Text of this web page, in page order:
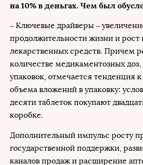
на 10% в деньгах. Чем был
– Ключевые драйверы –
продолжительности жизни и рост
лекарственных средств. Причем
количестве медикаментозных доз,
упаковок, отмечается тенденция
объема вложений в упаковку:
десяти таблеток покупают
коробке.
Дополнительный импульс росту
государственной поддержки,
каналов продаж и расширение